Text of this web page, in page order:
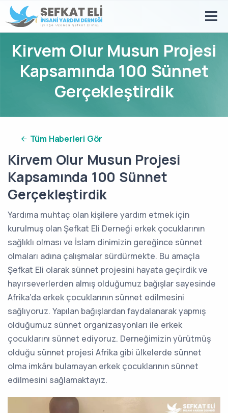
Kirvem Olur Musun Projesi
Kapsamında 100 Sünnet
Gerçekleştirdik
Tüm Haberleri Gör
Kirvem Olur Musun Projesi
Kapsamında 100 Sünnet
Gerçekleştirdik
Yardıma muhtaç olan kişilere yardım etmek için
kurulmuş olan Şefkat Eli Derneği erkek çocuklarının
sağlıklı olması ve İslam dinimizin gereğince sünnet
olmaları adına çalışmalar sürdürmekte. Bu amaçla
Şefkat Eli olarak sünnet projesini hayata geçirdik ve
hayırseverlerden almış olduğumuz bağışlar sayesinde
Afrika’da erkek çocuklarının sünnet edilmesini
sağlıyoruz. Yapılan bağışlardan faydalanarak yapmış
olduğumuz sünnet organizasyonları ile erkek
çocuklarını sünnet ediyoruz. Derneğimizin yürütmüş
olduğu sünnet projesi Afrika gibi ülkelerde sünnet
olma imkânı bulamayan erkek çocuklarının sünnet
edilmesini sağlamaktayız.